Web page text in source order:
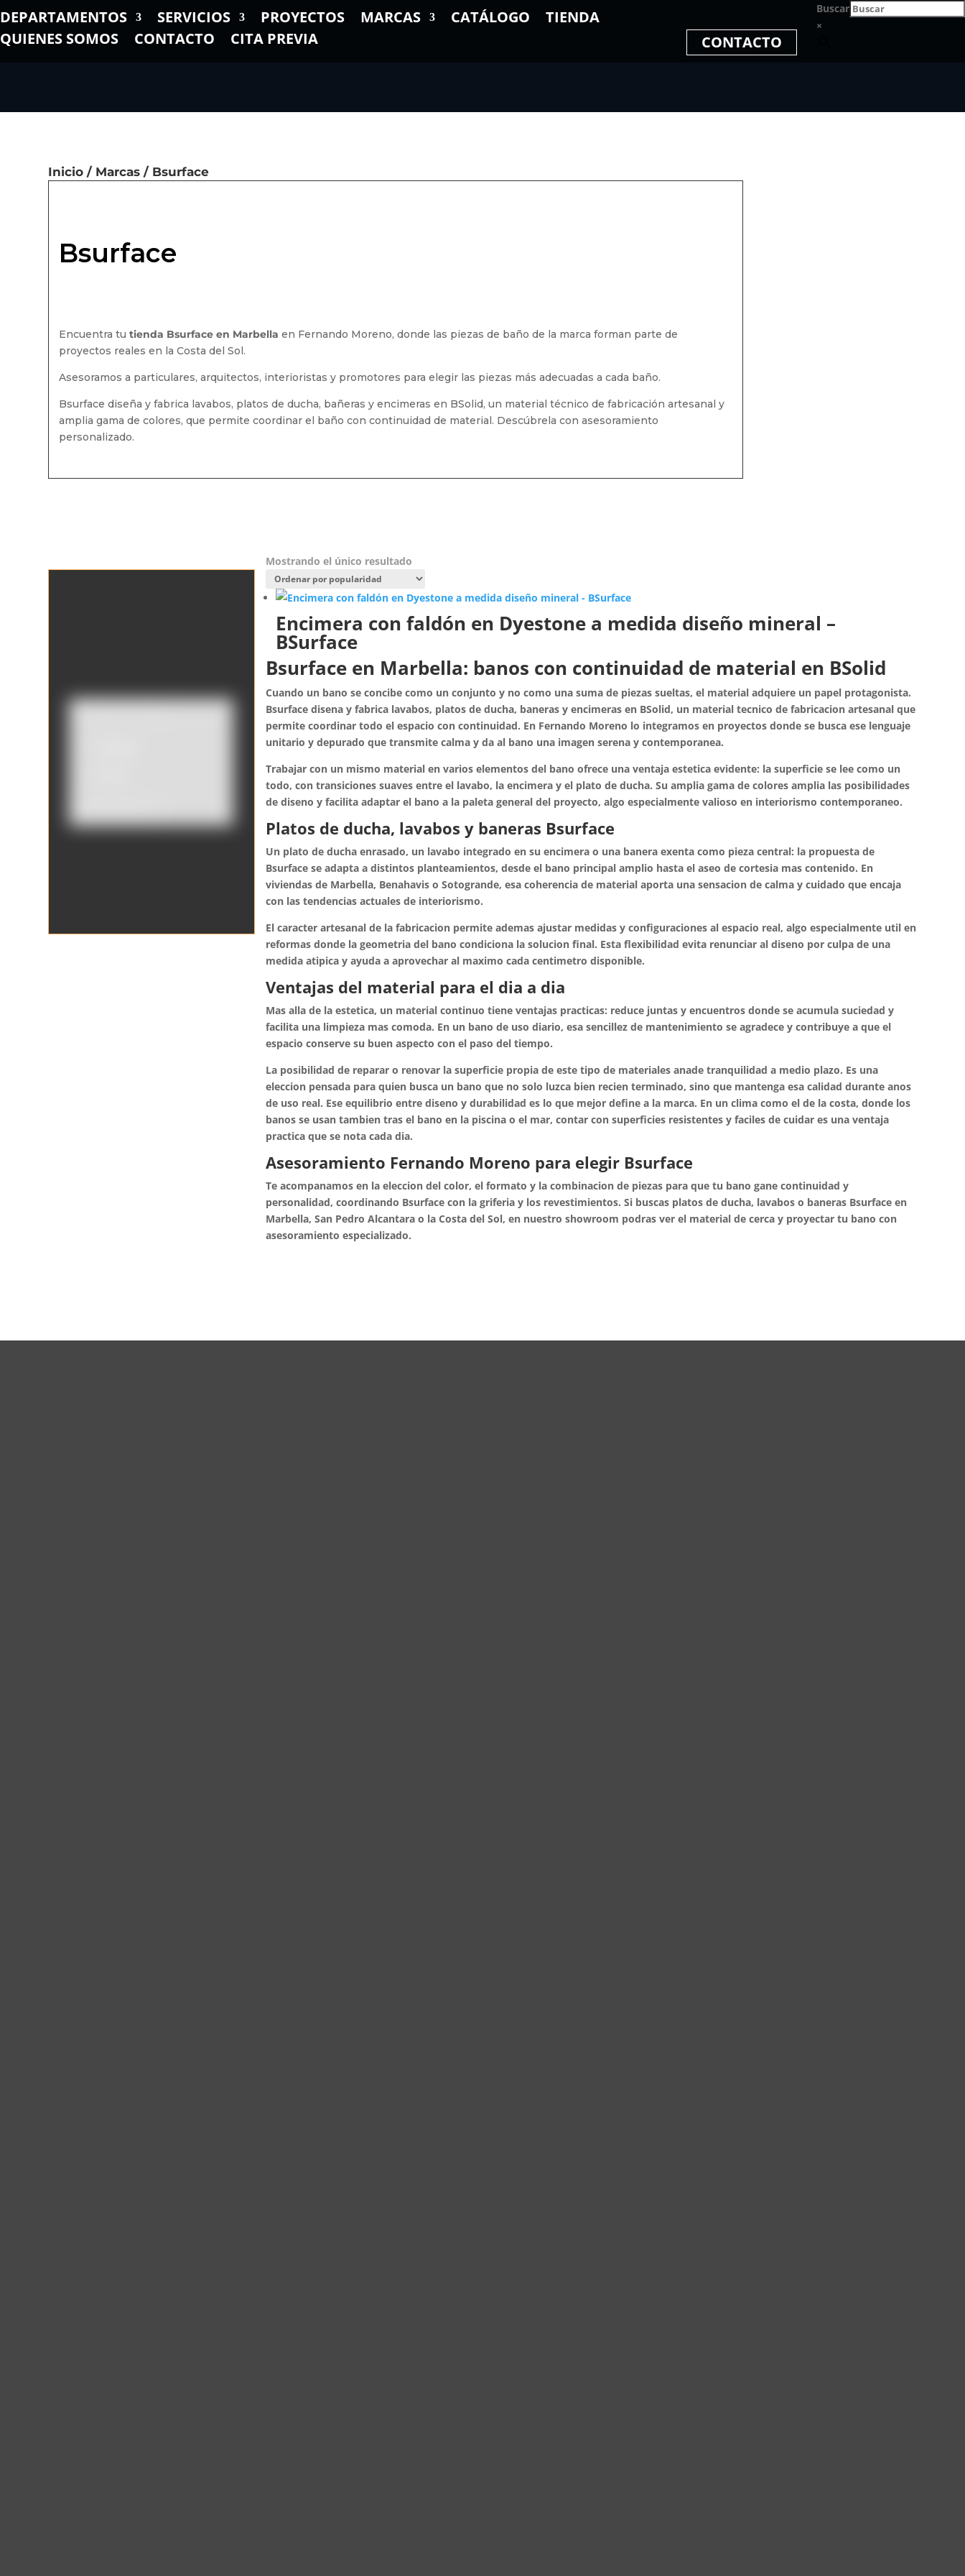
DEPARTAMENTOS SERVICIOS PROYECTOS MARCAS CATÁLOGO
TIENDA
QUIENES SOMOS
CONTACTO CITA PREVIA CONTACTO
Buscar
×
Inicio / Marcas / Bsurface
Bsurface
Encuentra tu tienda Bsurface en Marbella en Fernando Moreno, donde las piezas de baño de la marca forman parte de
proyectos reales en la Costa del Sol.
Asesoramos a particulares, arquitectos, interioristas y promotores para elegir las piezas más adecuadas a cada baño.
Bsurface diseña y fabrica lavabos, platos de ducha, bañeras y encimeras en BSolid, un material técnico de fabricación artesanal y
amplia gama de colores, que permite coordinar el baño con continuidad de material. Descúbrela con asesoramiento
personalizado.
Mostrando el único resultado
Encimera con faldón en Dyestone a medida diseño mineral –
BSurface
Bsurface en Marbella: banos con continuidad de material en BSolid
Cuando un bano se concibe como un conjunto y no como una suma de piezas sueltas, el material adquiere un papel protagonista.
Bsurface disena y fabrica lavabos, platos de ducha, baneras y encimeras en BSolid, un material tecnico de fabricacion artesanal que
permite coordinar todo el espacio con continuidad. En Fernando Moreno lo integramos en proyectos donde se busca ese lenguaje
unitario y depurado que transmite calma y da al bano una imagen serena y contemporanea.
Trabajar con un mismo material en varios elementos del bano ofrece una ventaja estetica evidente: la superficie se lee como un
todo, con transiciones suaves entre el lavabo, la encimera y el plato de ducha. Su amplia gama de colores amplia las posibilidades
de diseno y facilita adaptar el bano a la paleta general del proyecto, algo especialmente valioso en interiorismo contemporaneo.
Platos de ducha, lavabos y baneras Bsurface
Un plato de ducha enrasado, un lavabo integrado en su encimera o una banera exenta como pieza central: la propuesta de
Bsurface se adapta a distintos planteamientos, desde el bano principal amplio hasta el aseo de cortesia mas contenido. En
viviendas de Marbella, Benahavis o Sotogrande, esa coherencia de material aporta una sensacion de calma y cuidado que encaja
con las tendencias actuales de interiorismo.
El caracter artesanal de la fabricacion permite ademas ajustar medidas y configuraciones al espacio real, algo especialmente util en
reformas donde la geometria del bano condiciona la solucion final. Esta flexibilidad evita renunciar al diseno por culpa de una
medida atipica y ayuda a aprovechar al maximo cada centimetro disponible.
Ventajas del material para el dia a dia
Mas alla de la estetica, un material continuo tiene ventajas practicas: reduce juntas y encuentros donde se acumula suciedad y
facilita una limpieza mas comoda. En un bano de uso diario, esa sencillez de mantenimiento se agradece y contribuye a que el
espacio conserve su buen aspecto con el paso del tiempo.
La posibilidad de reparar o renovar la superficie propia de este tipo de materiales anade tranquilidad a medio plazo. Es una
eleccion pensada para quien busca un bano que no solo luzca bien recien terminado, sino que mantenga esa calidad durante anos
de uso real. Ese equilibrio entre diseno y durabilidad es lo que mejor define a la marca. En un clima como el de la costa, donde los
banos se usan tambien tras el bano en la piscina o el mar, contar con superficies resistentes y faciles de cuidar es una ventaja
practica que se nota cada dia.
Asesoramiento Fernando Moreno para elegir Bsurface
Te acompanamos en la eleccion del color, el formato y la combinacion de piezas para que tu bano gane continuidad y
personalidad, coordinando Bsurface con la griferia y los revestimientos. Si buscas platos de ducha, lavabos o baneras Bsurface en
Marbella, San Pedro Alcantara o la Costa del Sol, en nuestro showroom podras ver el material de cerca y proyectar tu bano con
asesoramiento especializado.